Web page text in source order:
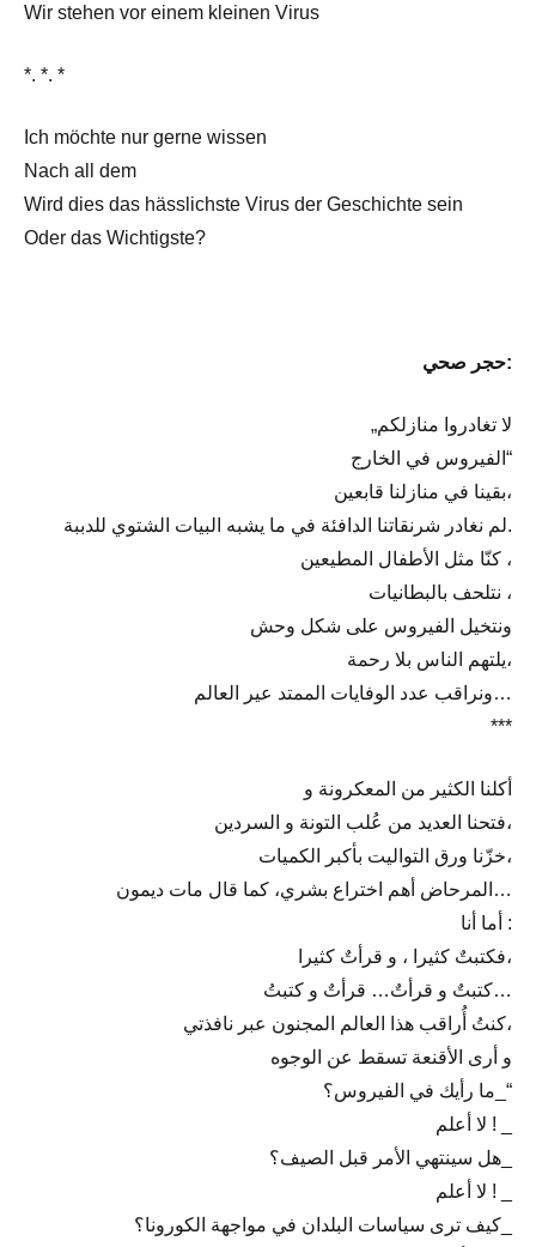
Wir stehen vor einem kleinen Virus
*. *. *
Ich möchte nur gerne wissen
Nach all dem
Wird dies das hässlichste Virus der Geschichte sein
Oder das Wichtigste?
حجر صحي:
„لا تغادروا منازلكم
الفيروس في الخارج“
بقينا في منازلنا قابعين،
لم نغادر شرنقاتنا الدافئة في ما يشبه البيات الشتوي للدببة.
كنّا مثل الأطفال المطيعين ،
نتلحف بالبطانيات ،
ونتخيل الفيروس على شكل وحش
يلتهم الناس بلا رحمة،
ونراقب عدد الوفايات الممتد عير العالم…
***
أكلنا الكثير من المعكرونة و
فتحنا العديد من عُلب التونة و السردين،
خزّنا ورق التواليت بأكبر الكميات،
المرحاض أهم اختراع بشري، كما قال مات ديمون…
أما أنا :
فكتبتٌ كثيرا ، و قرأتٌ كثيرا،
كتبتٌ و قرأتٌ… قرأتٌ و كتبتُ…
كنتُ أُراقب هذا العالم المجنون عبر نافذتي،
و أرى الأقنعة تسقط عن الوجوه
ما رأيك في الفيروس؟_“
لا أعلم ! _
لا أعلم ! _